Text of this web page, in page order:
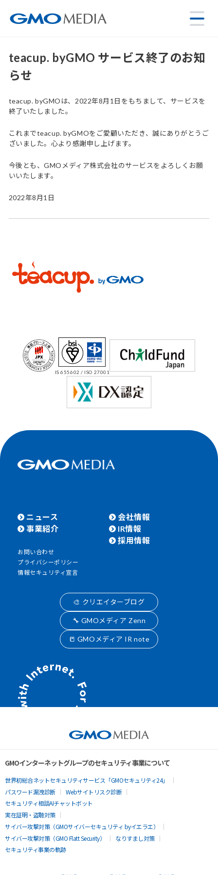
teacup. byGMO サービス終了のお知
らせ
teacup. byGMOは、2022年8月1日をもちまして、サービスを
終了いたしました。
これまでteacup. byGMOをご愛顧いただき、誠にありがとうご
ざいました。心より感謝申し上げます。
今後とも、GMOメディア株式会社のサービスをよろしくお願
いいたします。
2022年8月1日
IS 655602 / ISO 27001
ニュース
事業紹介
会社情報
IR情報
採用情報
お問い合わせ
プライバシーポリシー
情報セキュリティ宣言
🎨 クリエイターブログ
🔧 GMOメディア Zenn
📒 GMOメディア IR note
GMOインターネットグループのセキュリティ事業について
世界初総合ネットセキュリティサービス「GMOセキュリティ24」
パスワード漏洩診断
Webサイトリスク診断
セキュリティ相談AIチャットボット
実在証明・盗聴対策
サイバー攻撃対策（GMOサイバーセキュリティ byイエラエ）
サイバー攻撃対策（GMO Flatt Security）
なりすまし対策
セキュリティ事業の軌跡